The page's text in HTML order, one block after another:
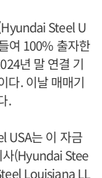
Steel U
여 100% 출자한
년 말 연결 기
다. 이날 매매기
.
USA는 이 자금
사(Hyundai Stee
Louisiana LL